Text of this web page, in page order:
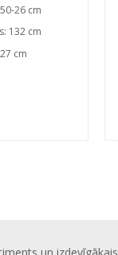
26 cm
132 cm
cm
un izdevīgākais